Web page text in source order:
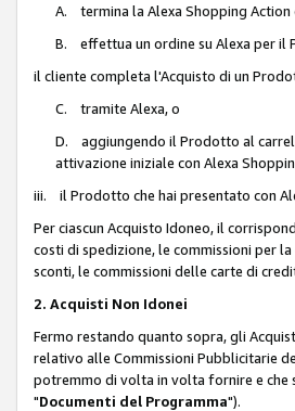
A. termina la Alexa Shopping Action
B. effettua un ordine su Alexa per il
il cliente completa l'Acquisto di un
C. tramite Alexa, o
D. aggiungendo il Prodotto al
attivazione iniziale con Alexa
iii. il Prodotto che hai presentato con
Per ciascun Acquisto Idoneo, il
costi di spedizione, le commissioni per
sconti, le commissioni delle carte di
2. Acquisti Non Idonei
Fermo restando quanto sopra, gli
relativo alle Commissioni Pubblicitarie
potremmo di volta in volta fornire e che
"Documenti del Programma").